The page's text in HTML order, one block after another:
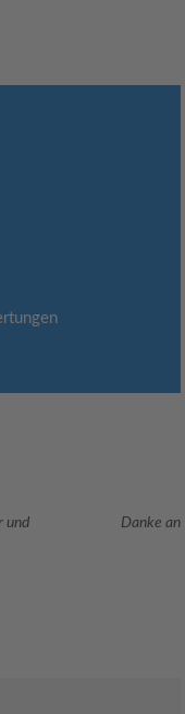
an Frau Adriana Sarca.
...